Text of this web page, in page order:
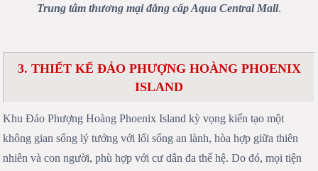
Trung tâm thương mại đẳng cấp Aqua Central Mall.
3. THIẾT KẾ ĐẢO PHƯỢNG HOÀNG PHOENIX
ISLAND
Khu Đảo Phượng Hoàng Phoenix Island kỳ vọng kiến tạo một
không gian sống lý tưởng với lối sống an lành, hòa hợp giữa thiên
nhiên và con người, phù hợp với cư dân đa thế hệ. Do đó, mọi tiện